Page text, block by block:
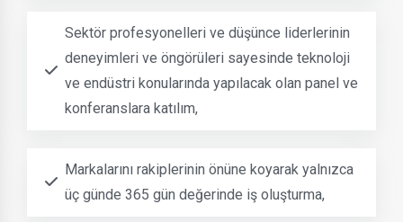
Sektör profesyonelleri ve düşünce liderlerinin
deneyimleri ve öngörüleri sayesinde teknoloji
ve endüstri konularında yapılacak olan panel ve
konferanslara katılım,
Markalarını rakiplerinin önüne koyarak yalnızca
üç günde 365 gün değerinde iş oluşturma,